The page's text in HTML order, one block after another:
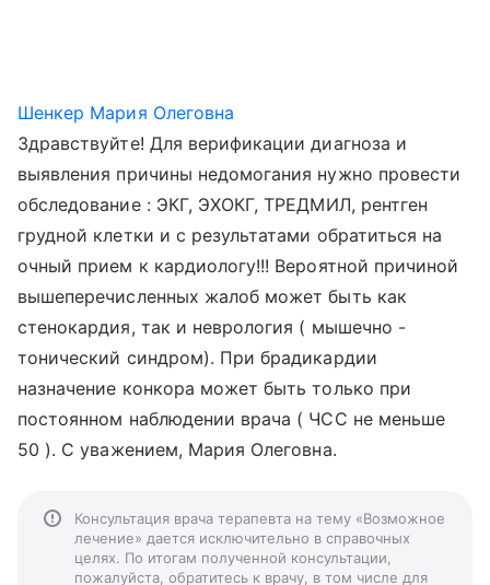
Шенкер Мария Олеговна
Здравствуйте! Для верификации диагноза и
выявления причины недомогания нужно провести
обследование : ЭКГ, ЭХОКГ, ТРЕДМИЛ, рентген
грудной клетки и с результатами обратиться на
очный прием к кардиологу!!! Вероятной причиной
вышеперечисленных жалоб может быть как
стенокардия, так и неврология ( мышечно -
тонический синдром). При брадикардии
назначение конкора может быть только при
постоянном наблюдении врача ( ЧСС не меньше
50 ). С уважением, Мария Олеговна.
Консультация врача терапевта на тему «Возможное
лечение» дается исключительно в справочных
целях. По итогам полученной консультации,
пожалуйста, обратитесь к врачу, в том числе для